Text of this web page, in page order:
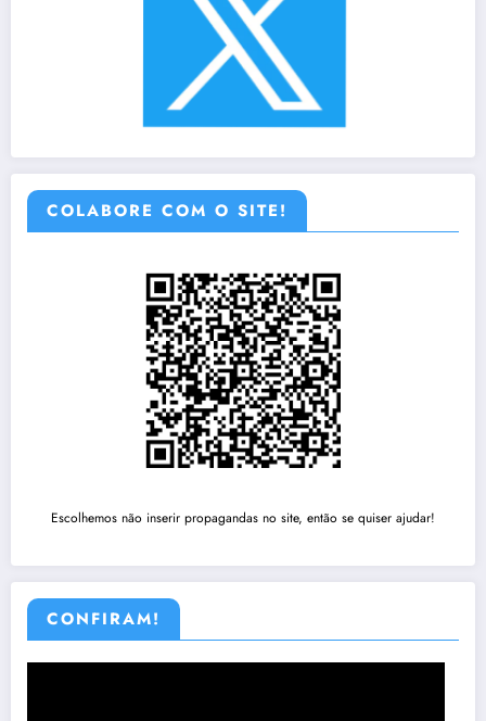
COLABORE COM O SITE!
Escolhemos não inserir propagandas no site, então se quiser ajudar!
CONFIRAM!